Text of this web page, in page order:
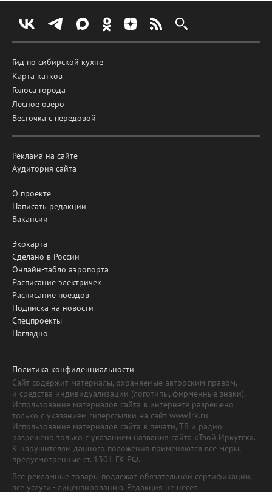
Гид по сибирской кухне
Карта катков
Голоса города
Лесное озеро
Весточка с передовой
Реклама на сайте
Аудитория сайта
О проекте
Написать редакции
Вакансии
Экокарта
Сделано в России
Онлайн-табло аэропорта
Расписание электричек
Расписание поездов
Подписка на новости
Спецпроекты
Наглядно
Политика конфиденциальности
Сайт содержит материалы, охраняемые авторским правом,
и средства индивидуализации (логотипы, фирменные знаки).
Использование материалов сайта в интернете разрешено
только с указанием гиперссылки на сайт www.irk.ru.
Использование материалов сайта в печати, ТВ и радио
разрешено только с указанием названия сайта «Твой Иркутск».
К нарушителям данного положения применяются все меры,
предусмотренные ст. 1301 ГК РФ.
Все рекламные товары подлежат обязательной сертификации,
все услуги - лицензированию. Редакция не несет